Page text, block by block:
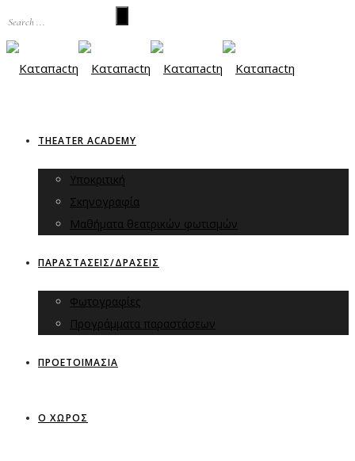
THEATER ACADEMY
Υποκριτική
Σκηνογραφία
Μαθήματα θεατρικών φωτισμών
ΠΑΡΑΣΤΑΣΕΙΣ/ΔΡΑΣΕΙΣ
Φωτογραφίες
Προγράμματα παραστάσεων
ΠΡΟΕΤΟΙΜΑΣΙΑ
Ο ΧΩΡΟΣ